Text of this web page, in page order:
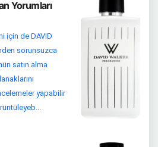
Yorumları
için de DAVID
sorunsuzca
satın alma
yapabilir